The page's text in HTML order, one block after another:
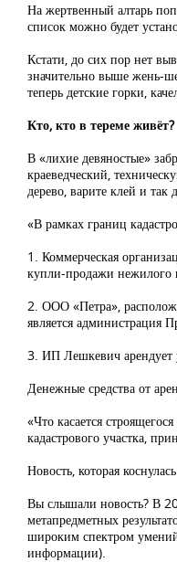
На жертвенный алтарь
список можно будет
Кстати, до сих пор нет
значительно выше жень-
теперь детские горки,
Кто, кто в тереме живёт?
В «лихие девяностые»
краеведческий,
дерево, варите клей и
«В рамках границ
1. Коммерческая
купли-продажи
2. ООО «Петра»,
является администрация
3. ИП Лешкевич арендует
Денежные средства от
«Что касается
кадастрового участка,
Новость, которая
Вы слышали новость? В
метапредметных
широким спектром
информации).